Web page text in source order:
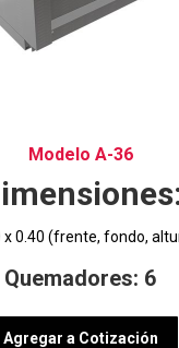
Modelo A-36
x 0.40 (frente, fondo,
Quemadores: 6
Agregar a Cotización